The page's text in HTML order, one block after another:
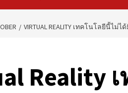
VIRTUAL REALITY เทคโนโลยีนี้ไม่
Reality